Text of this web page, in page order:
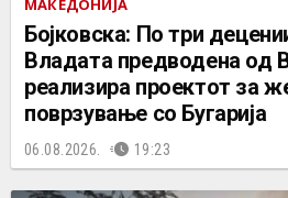
МАКЕДОНИЈА
Бојковска: По три
Владата предводена
реализира проектот за
поврзување со Бугарија
06.08.2026. 19:23